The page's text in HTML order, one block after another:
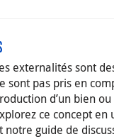
externalités sont
sont pas pris en
d’un bien ou
ce concept
notre guide de